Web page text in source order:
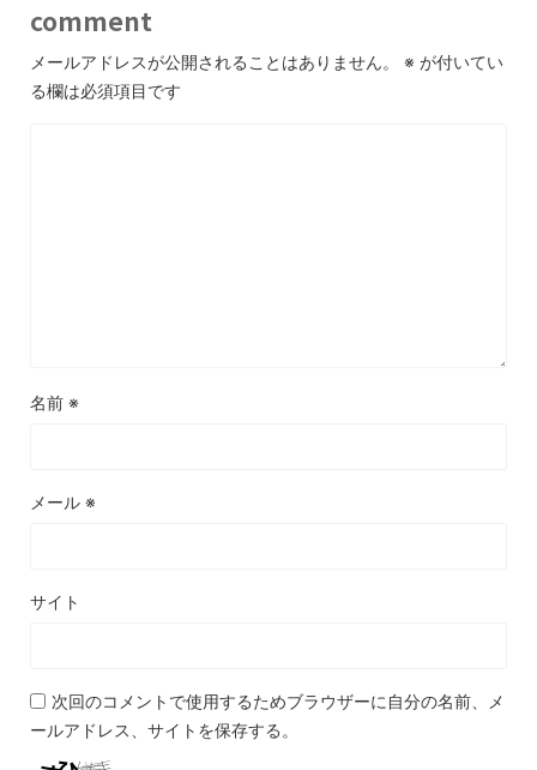
comment
メールアドレスが公開されることはありません。 ※ が付いてい
る欄は必須項目です
名前 ※
メール ※
サイト
次回のコメントで使用するためブラウザーに自分の名前、メ
ールアドレス、サイトを保存する。